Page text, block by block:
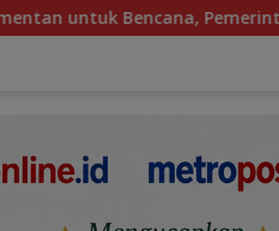
Aceh kelola Rp 9,7 Miliar